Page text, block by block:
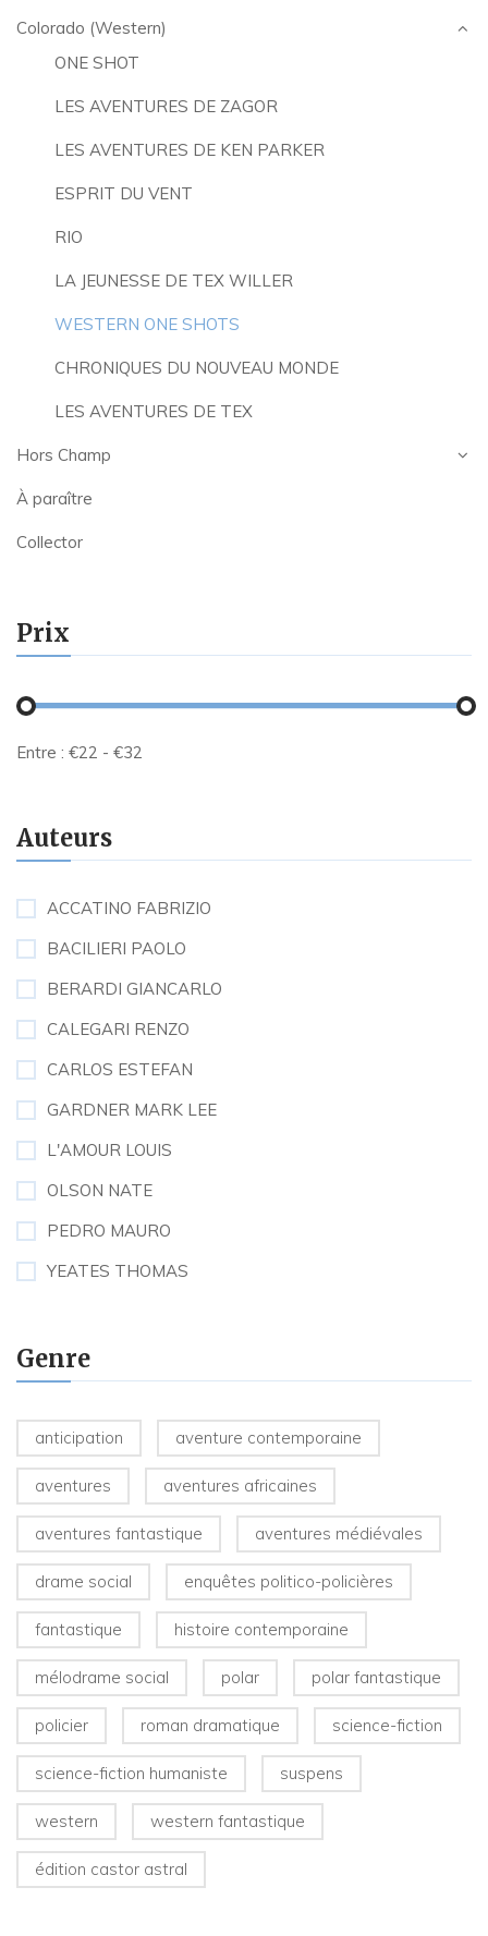
Colorado (Western)
ONE SHOT
LES AVENTURES DE ZAGOR
LES AVENTURES DE KEN PARKER
ESPRIT DU VENT
RIO
LA JEUNESSE DE TEX WILLER
WESTERN ONE SHOTS
CHRONIQUES DU NOUVEAU MONDE
LES AVENTURES DE TEX
Hors Champ
À paraître
Collector
Prix
Entre : €22 - €32
Auteurs
ACCATINO FABRIZIO
BACILIERI PAOLO
BERARDI GIANCARLO
CALEGARI RENZO
CARLOS ESTEFAN
GARDNER MARK LEE
L'AMOUR LOUIS
OLSON NATE
PEDRO MAURO
YEATES THOMAS
Genre
anticipation aventure contemporaine
aventures aventures africaines
aventures fantastique aventures médiévales
drame social enquêtes politico-policières
fantastique histoire contemporaine
mélodrame social polar polar fantastique
policier roman dramatique science-fiction
science-fiction humaniste suspens
western western fantastique
édition castor astral